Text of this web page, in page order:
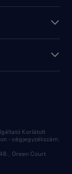
Korlátolt
- cégjegyzékszám:
Green Court